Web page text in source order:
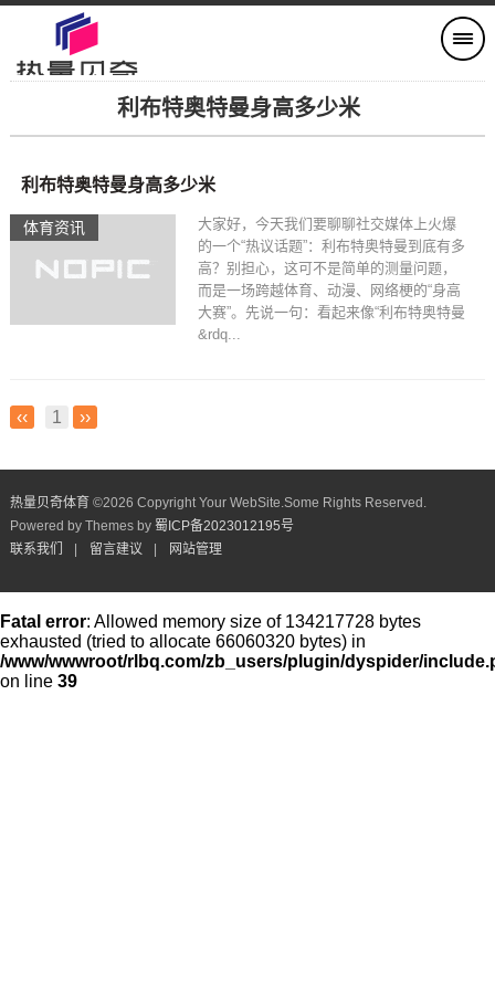
利布特奥特曼身高多少米
体育资讯
利布特奥特曼身高多少米
大家好，今天我们要聊聊社交媒体上火爆
的一个“热议话题”：利布特奥特曼到底有多
高？别担心，这可不是简单的测量问题，
而是一场跨越体育、动漫、网络梗的“身高
大赛”。先说一句：看起来像“利布特奥特曼
&rdq...
‹‹ 1 ››
热量贝奇体育 ©2026 Copyright Your WebSite.Some Rights Reserved.
Powered by Themes by 蜀ICP备2023012195号
联系我们
留言建议 网站管理
Fatal error: Allowed memory size of 134217728 bytes
exhausted (tried to allocate 66060320 bytes) in
/www/wwwroot/rlbq.com/zb_users/plugin/dyspider/
on line 39